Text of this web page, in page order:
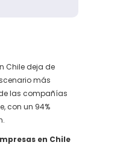
Chile deja de
más
las compañías
con un 94%
en Chile